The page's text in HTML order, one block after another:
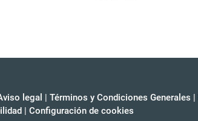
legal | Términos y Condiciones Generales |
| Configuración de cookies